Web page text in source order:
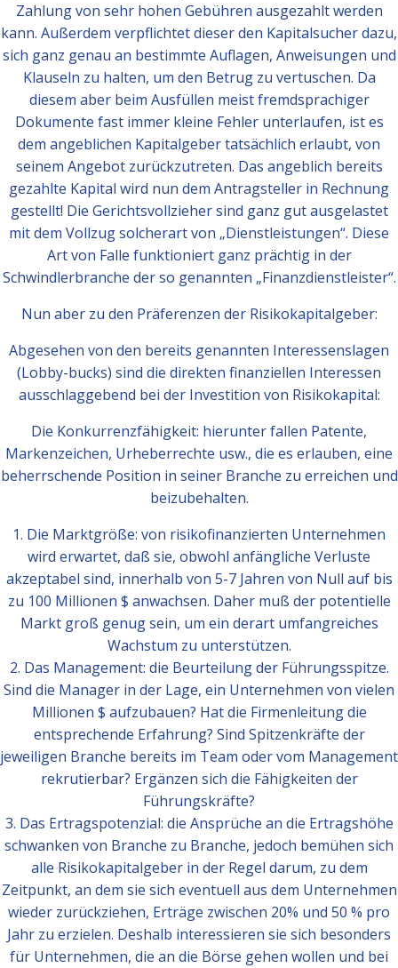
Zahlung von sehr hohen Gebühren ausgezahlt werden
kann. Außerdem verpflichtet dieser den Kapitalsucher dazu,
sich ganz genau an bestimmte Auflagen, Anweisungen und
Klauseln zu halten, um den Betrug zu vertuschen. Da
diesem aber beim Ausfüllen meist fremdsprachiger
Dokumente fast immer kleine Fehler unterlaufen, ist es
dem angeblichen Kapitalgeber tatsächlich erlaubt, von
seinem Angebot zurückzutreten. Das angeblich bereits
gezahlte Kapital wird nun dem Antragsteller in Rechnung
gestellt! Die Gerichtsvollzieher sind ganz gut ausgelastet
mit dem Vollzug solcherart von „Dienstleistungen“. Diese
Art von Falle funktioniert ganz prächtig in der
Schwindlerbranche der so genannten „Finanzdienstleister“.
Nun aber zu den Präferenzen der Risikokapitalgeber:
Abgesehen von den bereits genannten Interessenslagen
(Lobby-bucks) sind die direkten finanziellen Interessen
ausschlaggebend bei der Investition von Risikokapital:
Die Konkurrenzfähigkeit: hierunter fallen Patente,
Markenzeichen, Urheberrechte usw., die es erlauben, eine
beherrschende Position in seiner Branche zu erreichen und
beizubehalten.
1. Die Marktgröße: von risikofinanzierten Unternehmen
wird erwartet, daß sie, obwohl anfängliche Verluste
akzeptabel sind, innerhalb von 5-7 Jahren von Null auf bis
zu 100 Millionen $ anwachsen. Daher muß der potentielle
Markt groß genug sein, um ein derart umfangreiches
Wachstum zu unterstützen.
2. Das Management: die Beurteilung der Führungsspitze.
Sind die Manager in der Lage, ein Unternehmen von vielen
Millionen $ aufzubauen? Hat die Firmenleitung die
entsprechende Erfahrung? Sind Spitzenkräfte der
jeweiligen Branche bereits im Team oder vom Management
rekrutierbar? Ergänzen sich die Fähigkeiten der
Führungskräfte?
3. Das Ertragspotenzial: die Ansprüche an die Ertragshöhe
schwanken von Branche zu Branche, jedoch bemühen sich
alle Risikokapitalgeber in der Regel darum, zu dem
Zeitpunkt, an dem sie sich eventuell aus dem Unternehmen
wieder zurückziehen, Erträge zwischen 20% und 50 % pro
Jahr zu erzielen. Deshalb interessieren sie sich besonders
für Unternehmen, die an die Börse gehen wollen und bei